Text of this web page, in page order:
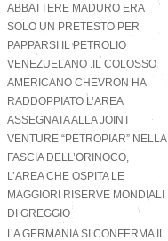
ABBATTERE MADURO ERA
SOLO UN PRETESTO PER
PAPPARSI IL PETROLIO
VENEZUELANO .IL COLOSSO
AMERICANO CHEVRON HA
RADDOPPIATO L’AREA
ASSEGNATA ALLA JOINT
VENTURE “PETROPIAR” NELLA
FASCIA DELL’ORINOCO,
L’AREA CHE OSPITA LE
MAGGIORI RISERVE MONDIALI
DI GREGGIO
LA GERMANIA SI CONFERMA IL